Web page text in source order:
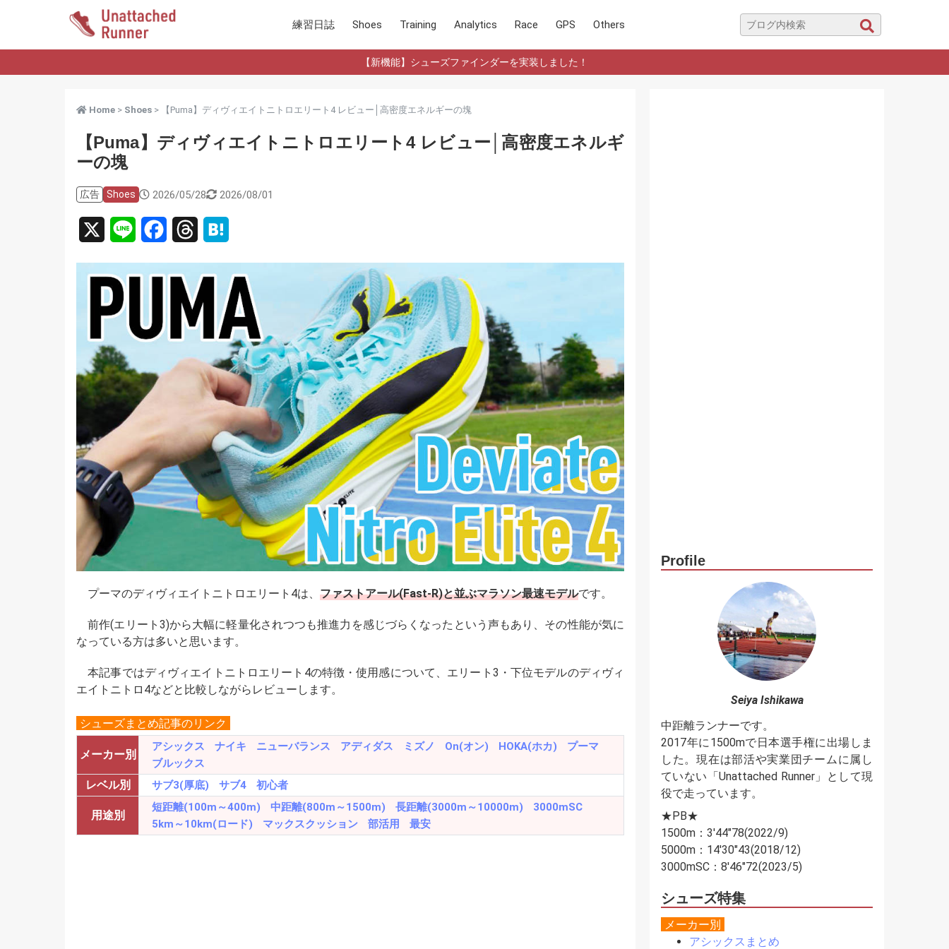
練習日誌 Shoes Training Analytics Race GPS Others
【新機能】シューズファインダーを実装しました！
Home > Shoes > 【Puma】ディヴィエイトニトロエリート4 レビュー│高密度エネルギーの塊
【Puma】ディヴィエイトニトロエリート4 レビュー│高密度エネルギ
ーの塊
広告 Shoes 2026/05/28 2026/08/01
n
c
r
e
a
d
s
t
n
a
プーマのディヴィエイトニトロエリート4は、 ファストアール(Fast-R)と並ぶマラソン最速モデルです。
前作(エリート3)から大幅に軽量化されつつも推進力を感じづらくなったという声もあり、その性能が気に
なっている方は多いと思います。
本記事ではディヴィエイトニトロエリート4の特徴・使用感について、エリート3・下位モデルのディヴィ
エイトニトロ4などと比較しながらレビューします。
シューズまとめ記事のリンク
メーカー別
アシックス ナイキ ニューバランス アディダス ミズノ On(オン) HOKA(ホカ)
プーマ
ブルックス
レベル別 サブ3(厚底) サブ4 初心者
用途別
短距離(100m～400m) 中距離(800m～1500m) 長距離(3000m～10000m)
3000mSC
5km～10km(ロード)
マックスクッション 部活用 最安
Profile
Seiya Ishikawa
中距離ランナーです。
2017年に1500mで日本選手権に出場しま
した。現在は部活や実業団チームに属し
ていない「Unattached Runner」として現
役で走っています。
★PB★
1500m：3'44"78(2022/9)
5000m：14'30"43(2018/12)
3000mSC：8'46"72(2023/5)
シューズ特集
メーカー別
アシックスまとめ